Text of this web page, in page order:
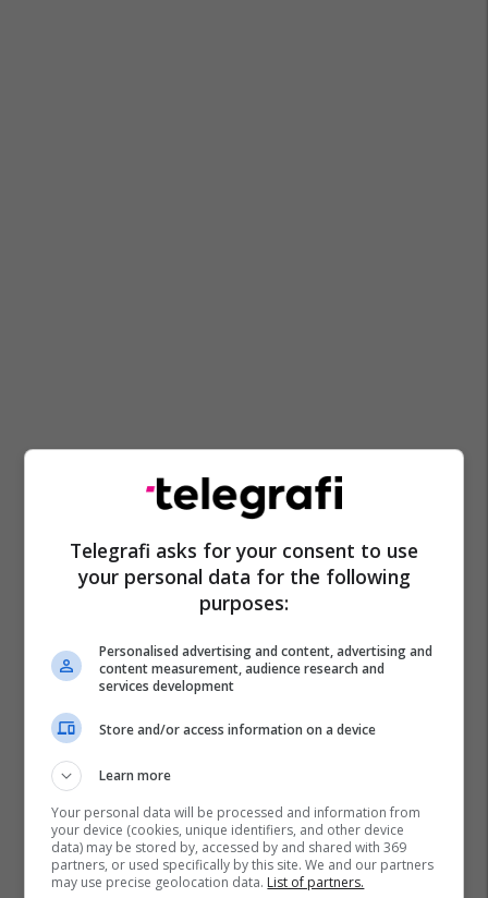
Laptopi Policia E Kosovës Gjergj Dedaj
Telegrafi asks for your consent to use
your personal data for the following
purposes:
Personalised advertising and content, advertising and
content measurement, audience research and
services development
Store and/or access information on a device
Learn more
Your personal data will be processed and information from
your device (cookies, unique identifiers, and other device
data) may be stored by, accessed by and shared with 369
partners, or used specifically by this site. We and our partners
may use precise geolocation data. List of partners.